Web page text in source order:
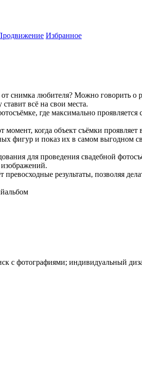
Избранное
снимка любителя? Можно говорить
всё на свои места.
где максимально
момент, когда объект съёмки
фигур и показ их в самом выгодном
для проведения свадебной
результаты, позволяя
с фотографиями; индивидуальный